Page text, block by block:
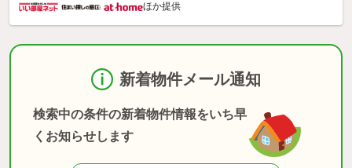
ほか提供
新着物件メール通知
検索中の条件の新着物件情報をいち早
くお知らせします